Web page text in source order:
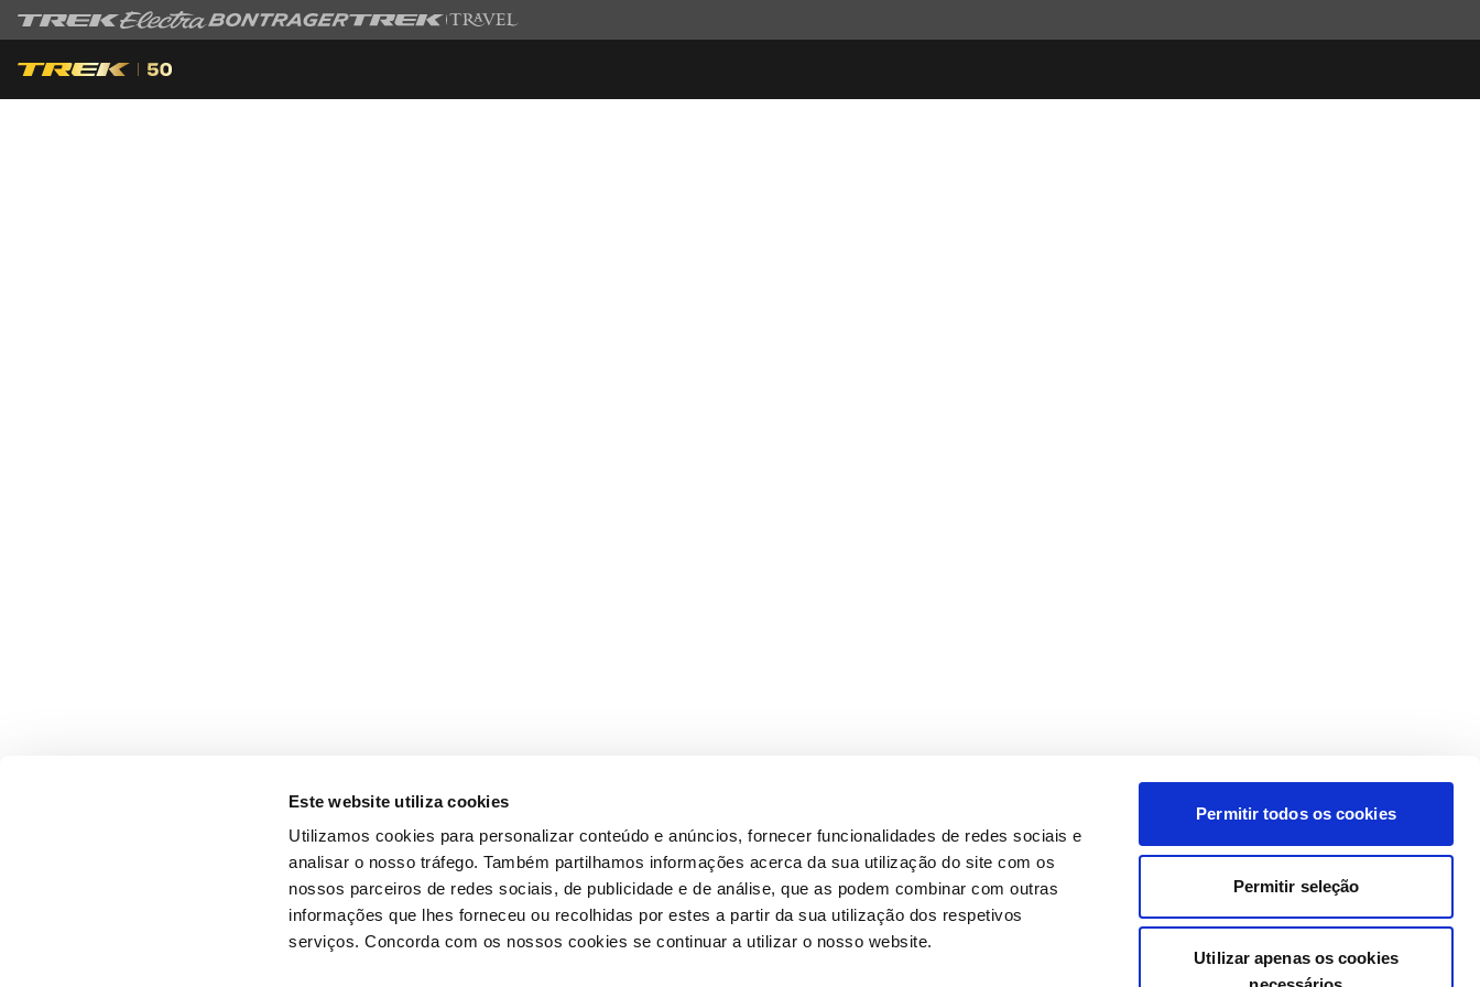
Este website utiliza cookies
Utilizamos cookies para personalizar conteúdo e anúncios, fornecer funcionalidades de redes sociais e
analisar o nosso tráfego. Também partilhamos informações acerca da sua utilização do site com os
nossos parceiros de redes sociais, de publicidade e de análise, que as podem combinar com outras
informações que lhes forneceu ou recolhidas por estes a partir da sua utilização dos respetivos
serviços. Concorda com os nossos cookies se continuar a utilizar o nosso website.
Permitir todos os cookies
Permitir seleção
Utilizar apenas os cookies